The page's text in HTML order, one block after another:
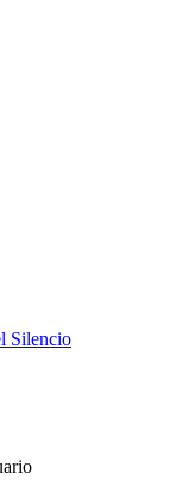
Silencio